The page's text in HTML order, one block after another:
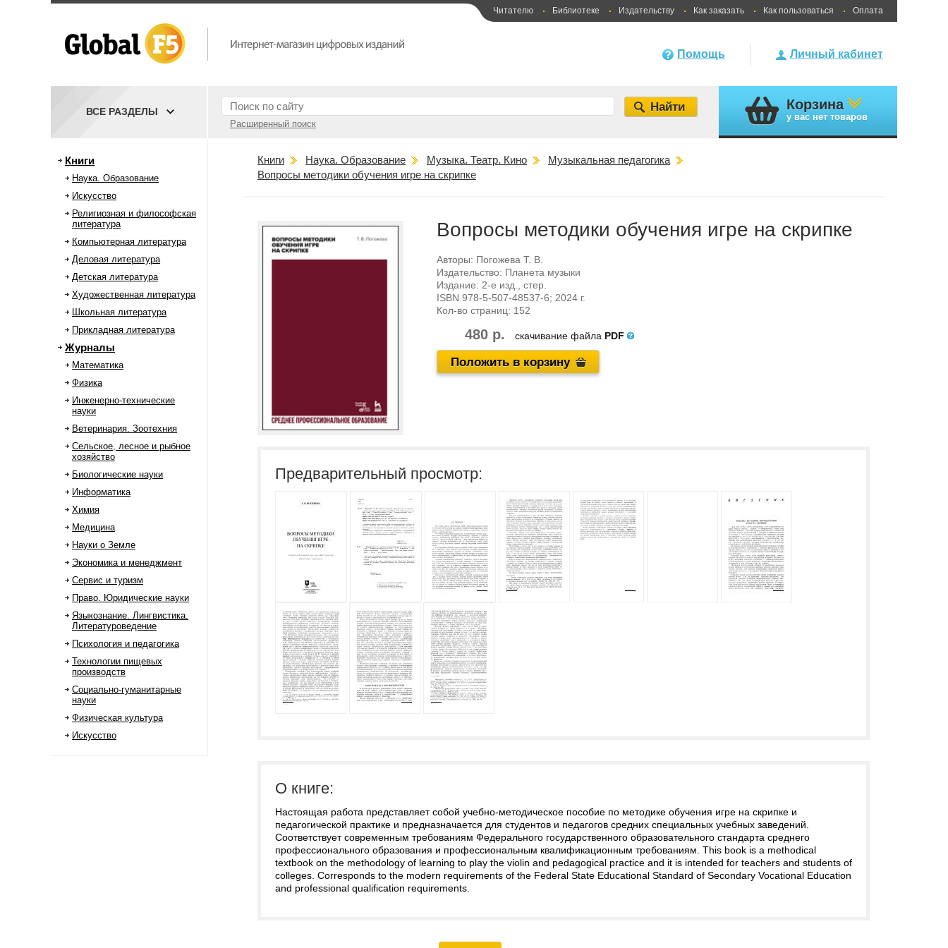
Читателю Библиотеке Издательству Как заказать Как пользоваться Оплата
Личный кабинет
Помощь
Расширенный поиск
ВСЕ РАЗДЕЛЫ Корзина
у вас нет товаров
Книги
Наука. Образование
Искусство
Религиозная и философская
литература
Компьютерная литература
Деловая литература
Детская литература
Художественная литература
Школьная литература
Прикладная литература
Журналы
Математика
Физика
Инженерно-технические
науки
Ветеринария. Зоотехния
Сельское, лесное и рыбное
хозяйство
Биологические науки
Информатика
Химия
Медицина
Науки о Земле
Экономика и менеджмент
Сервис и туризм
Право. Юридические науки
Языкознание. Лингвистика.
Литературоведение
Психология и педагогика
Технологии пищевых
производств
Социально-гуманитарные
науки
Физическая культура
Искусство
Книги Наука. Образование Музыка. Театр. Кино
Музыкальная педагогика
Вопросы методики обучения игре на скрипке
Вопросы методики обучения игре на скрипке
Авторы: Погожева Т. В.
Издательство: Планета музыки
Издание: 2-е изд., стер.
ISBN 978-5-507-48537-6; 2024 г.
Кол-во страниц: 152
480 р. скачивание файла PDF
Положить в корзину
Предварительный просмотр:
О книге:
Настоящая работа представляет собой учебно-методическое пособие по методике обучения игре на скрипке и
педагогической практике и предназначается для студентов и педагогов средних специальных учебных заведений.
Соответствует современным требованиям Федерального государственного образовательного стандарта среднего
профессионального образования и профессиональным квалификационным требованиям. This book is a methodical
textbook on the methodology of learning to play the violin and pedagogical practice and it is intended for teachers and students of
colleges. Corresponds to the modern requirements of the Federal State Educational Standard of Secondary Vocational Education
and professional qualification requirements.